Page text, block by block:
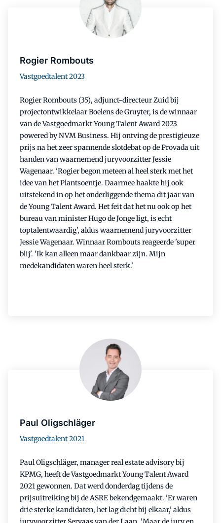
Rogier Rombouts
Vastgoedtalent 2023
Rogier Rombouts (35), adjunct-directeur Zuid bij
projectontwikkelaar Boelens de Gruyter, is de winnaar
van de Vastgoedmarkt Young Talent Award 2023
powered by NVM Business. Hij ontving de prestigieuze
prijs na het zeer spannende slotdebat op de Provada uit
handen van waarnemend juryvoorzitter Jessie
Wagenaar. 'Rogier begon meteen al heel sterk met het
idee van het Plantsoentje. Daarmee haakte hij ook
uitstekend in op het onderliggende thema dit jaar van
de Young Talent Award. Het feit dat het nu ook op het
bureau van minister Hugo de Jonge ligt, is echt
toptalentwaardig', aldus waarnemend juryvoorzitter
Jessie Wagenaar. Winnaar Rombouts reageerde 'super
blij'. 'Ik kan alleen maar dankbaar zijn. Mijn
medekandidaten waren heel sterk.'
Paul Oligschläger
Vastgoedtalent 2021
Paul Oligschläger, manager real estate advisory bij
KPMG, heeft de Vastgoedmarkt Young Talent Award
2021 gewonnen. Dat werd donderdag tijdens de
prijsuitreiking bij de ASRE bekendgemaakt. 'Er waren
drie sterke kandidaten, het lag dicht bij elkaar,' aldus